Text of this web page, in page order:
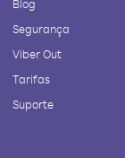
Blog
Segurança
Viber Out
Tarifas
Suporte